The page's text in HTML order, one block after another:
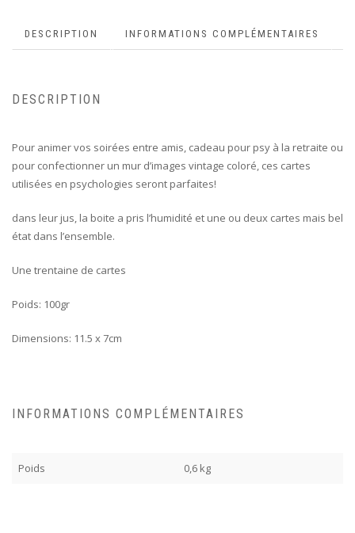
DESCRIPTION INFORMATIONS COMPLÉMENTAIRES
DESCRIPTION
Pour animer vos soirées entre amis, cadeau pour psy à la retraite ou
pour confectionner un mur d’images vintage coloré, ces cartes
utilisées en psychologies seront parfaites!
dans leur jus, la boite a pris l’humidité et une ou deux cartes mais bel
état dans l’ensemble.
Une trentaine de cartes
Poids: 100gr
Dimensions: 11.5 x 7cm
INFORMATIONS COMPLÉMENTAIRES
Poids 0,6 kg